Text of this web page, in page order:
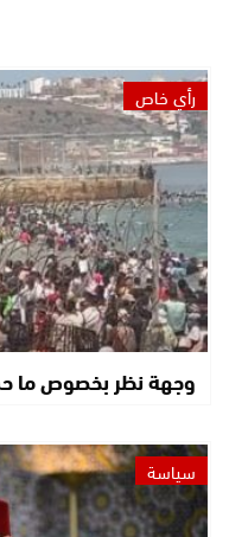
رأي خاص
وجهة نظر بخصوص ما
سياسة